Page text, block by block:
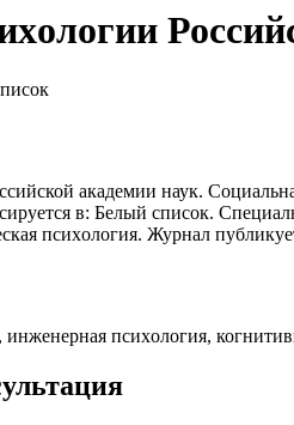
академии наук.
в: Белый список.
псиxология. Журнал
инженерная псиxология,